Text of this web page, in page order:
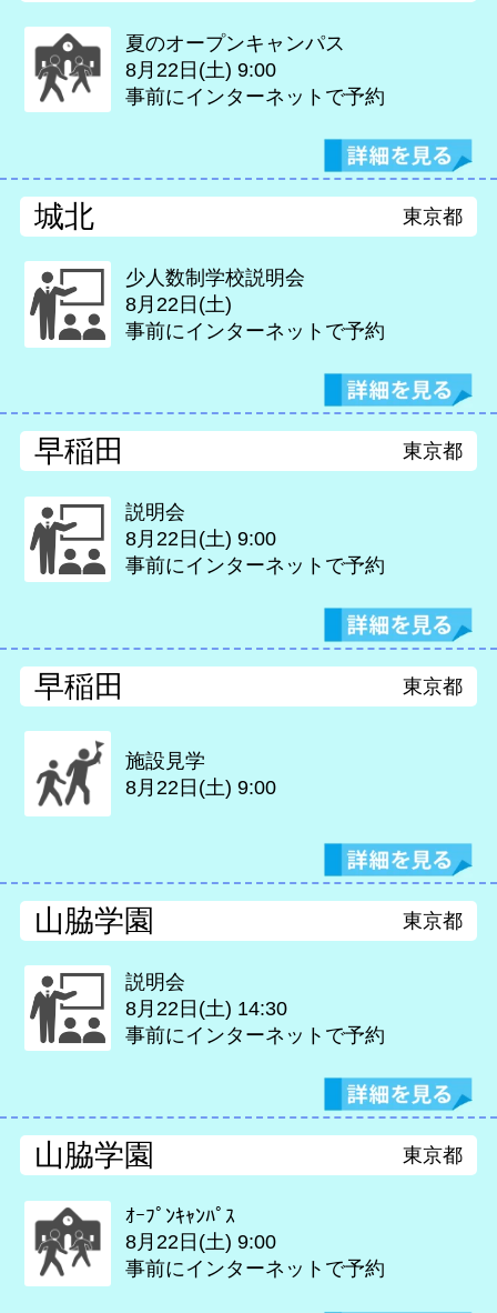
夏のオープンキャンパス
8月22日(土)9:00
事前にインターネットで予約
城北 東京都
少人数制学校説明会
8月22日(土)
事前にインターネットで予約
早稲田 東京都
説明会
8月22日(土)9:00
事前にインターネットで予約
早稲田 東京都
施設見学
8月22日(土)9:00
山脇学園 東京都
説明会
8月22日(土) 14:30
事前にインターネットで予約
山脇学園 東京都
ｵｰﾌﾟﾝｷｬﾝﾊﾟｽ
8月22日(土)9:00
事前にインターネットで予約